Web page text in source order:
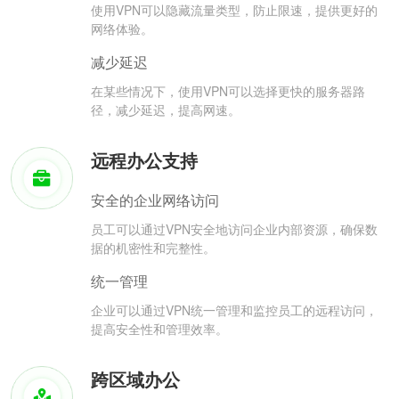
使用VPN可以隐藏流量类型，防止限速，提供更好的
网络体验。
减少延迟
在某些情况下，使用VPN可以选择更快的服务器路
径，减少延迟，提高网速。
远程办公支持
安全的企业网络访问
员工可以通过VPN安全地访问企业内部资源，确保数
据的机密性和完整性。
统一管理
企业可以通过VPN统一管理和监控员工的远程访问，
提高安全性和管理效率。
跨区域办公